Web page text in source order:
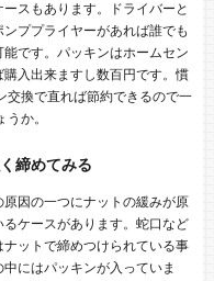
スもあります。ドライバーと
ププライヤーがあれば誰でも
能です。パッキンはホームセン
購入出来ますし数百円です。慣
交換で直れば節約できるので一
か。
締めてみる
原因の一つにナットの緩みが原
るケースがあります。蛇口など
ナットで締めつけられている事
にはパッキンが入っていま